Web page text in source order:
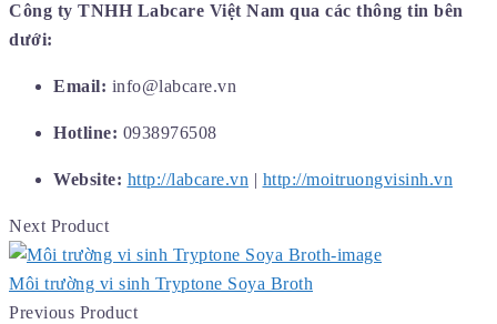
Công ty TNHH Labcare Việt Nam qua các thông tin bên
dưới:
Email: info@labcare.vn
Hotline: 0938976508
Website: http://labcare.vn http://moitruongvisinh.vn
Next Product
Môi trường vi sinh Tryptone Soya Broth
Previous Product